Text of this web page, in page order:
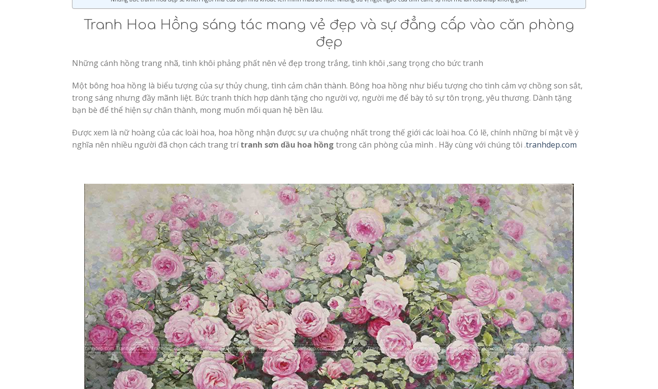
Tranh Hoa Hồng sáng tác mang vẻ đẹp và sự đẳng cấp vào căn phòng
đẹp
Những cánh hồng trang nhã, tinh khôi phảng phất nên vẻ đẹp trong trắng, tinh khôi ,sang trọng cho bức tranh
Một bông hoa hồng là biểu tượng của sự thủy chung, tình cảm chân thành. Bông hoa hồng như biểu tượng cho tình cảm vợ chồng son sắt,
trong sáng nhưng đầy mãnh liệt. Bức tranh thích hợp dành tặng cho người vợ, người mẹ để bày tỏ sự tôn trọng, yêu thương. Dành tặng
bạn bè để thể hiện sự chân thành, mong muốn mối quan hệ bền lâu.
Được xem là nữ hoàng của các loài hoa, hoa hồng nhận được sự ưa chuộng nhất trong thế giới các loài hoa. Có lẽ, chính những bí mật về ý
nghĩa nên nhiều người đã chọn cách trang trítranh sơn dầu hoa hồng trong căn phòng của mình . Hãy cùng với chúng tôi .tranhdep.com